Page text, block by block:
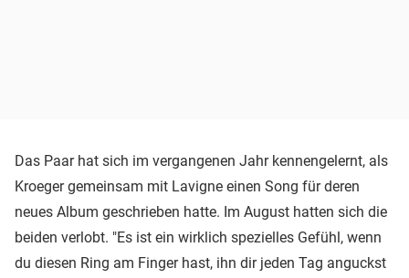
Das Paar hat sich im vergangenen Jahr kennengelernt, als
Kroeger gemeinsam mit Lavigne einen Song für deren
neues Album geschrieben hatte. Im August hatten sich die
beiden verlobt. "Es ist ein wirklich spezielles Gefühl, wenn
du diesen Ring am Finger hast, ihn dir jeden Tag anguckst